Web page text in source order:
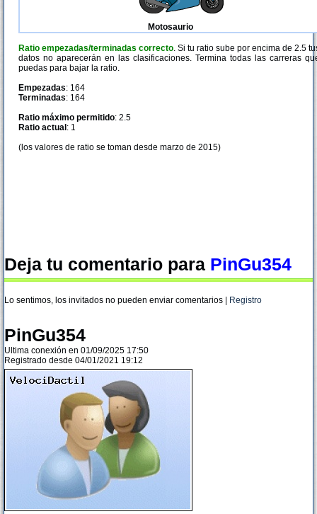
Motosaurio
Ratio empezadas/terminadas correcto. Si tu ratio sube por encima de 2.5
datos no aparecerán en las clasificaciones. Termina todas las carreras
puedas para bajar la ratio.
Empezadas: 164
Terminadas: 164
Ratio máximo permitido: 2.5
Ratio actual : 1
(los valores de ratio se toman desde marzo de 2015)
Deja tu comentario para PinGu354
Lo sentimos, los invitados no pueden enviar comentarios | Registro
PinGu354
Ultima conexión en 01/09/2025 17:50
Registrado desde 04/01/2021 19:12